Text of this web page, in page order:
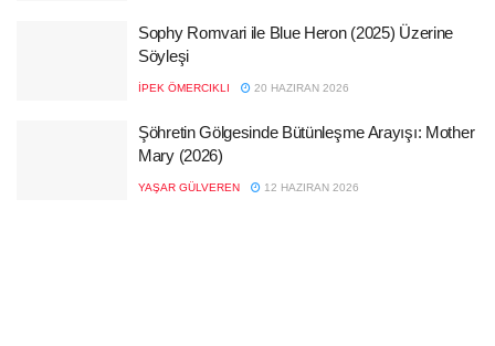
Sophy Romvari ile Blue Heron (2025) Üzerine
Söyleşi
İPEK ÖMERCIKLI 20 HAZIRAN 2026
Şöhretin Gölgesinde Bütünleşme Arayışı: Mother
Mary (2026)
YAŞAR GÜLVEREN 12 HAZIRAN 2026